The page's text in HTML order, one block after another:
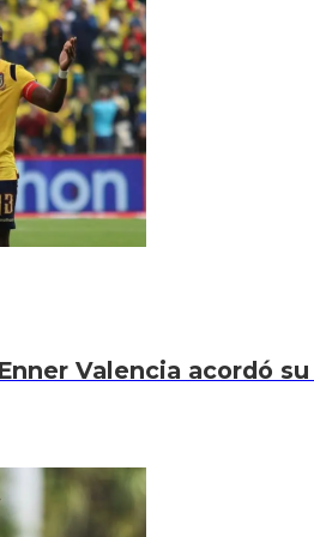
Valencia acordó